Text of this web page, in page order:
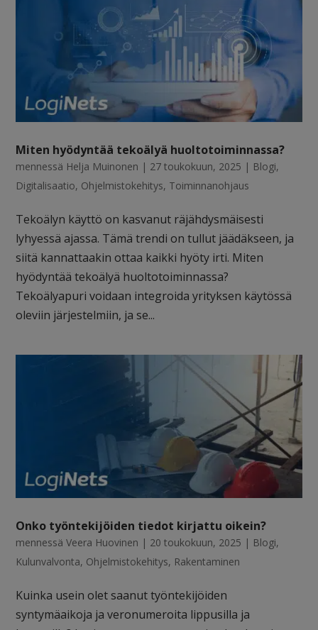
Miten hyödyntää tekoälyä huoltotoiminnassa?
mennessä Helja Muinonen | 27 toukokuun, 2025 | Blogi,
Digitalisaatio, Ohjelmistokehitys, Toiminnanohjaus
Tekoälyn käyttö on kasvanut räjähdysmäisesti
lyhyessä ajassa. Tämä trendi on tullut jäädäkseen, ja
siitä kannattaakin ottaa kaikki hyöty irti. Miten
hyödyntää tekoälyä huoltotoiminnassa?
Tekoälyapuri voidaan integroida yrityksen käytössä
oleviin järjestelmiin, ja se...
Onko työntekijöiden tiedot kirjattu oikein?
mennessäVeera Huovinen | 20 toukokuun, 2025 | Blogi,
Kulunvalvonta, Ohjelmistokehitys, Rakentaminen
Kuinka usein olet saanut työntekijöiden
syntymäaikoja ja veronumeroita lippusilla ja